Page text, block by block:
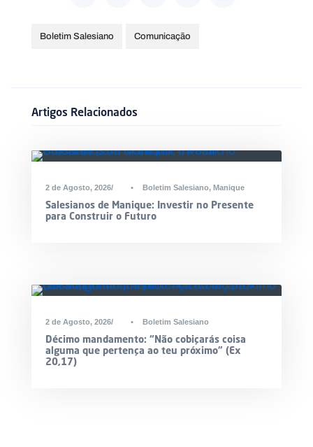
Boletim Salesiano Comunicação
Artigos Relacionados
2 de Agosto, 2026 • Boletim Salesiano, Manique
Salesianos de Manique: Investir no Presente
para Construir o Futuro
2 de Agosto, 2026 • Boletim Salesiano
Décimo mandamento: “Não cobiçarás coisa
alguma que pertença ao teu próximo” (Ex
20,17)